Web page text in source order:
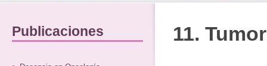
Publicaciones 11.